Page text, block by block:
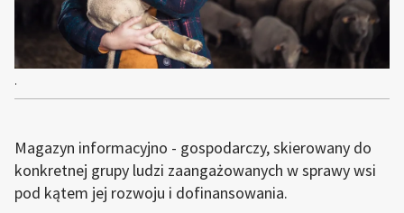
.
Magazyn informacyjno - gospodarczy, skierowany do
konkretnej grupy ludzi zaangażowanych w sprawy wsi
pod kątem jej rozwoju i dofinansowania.